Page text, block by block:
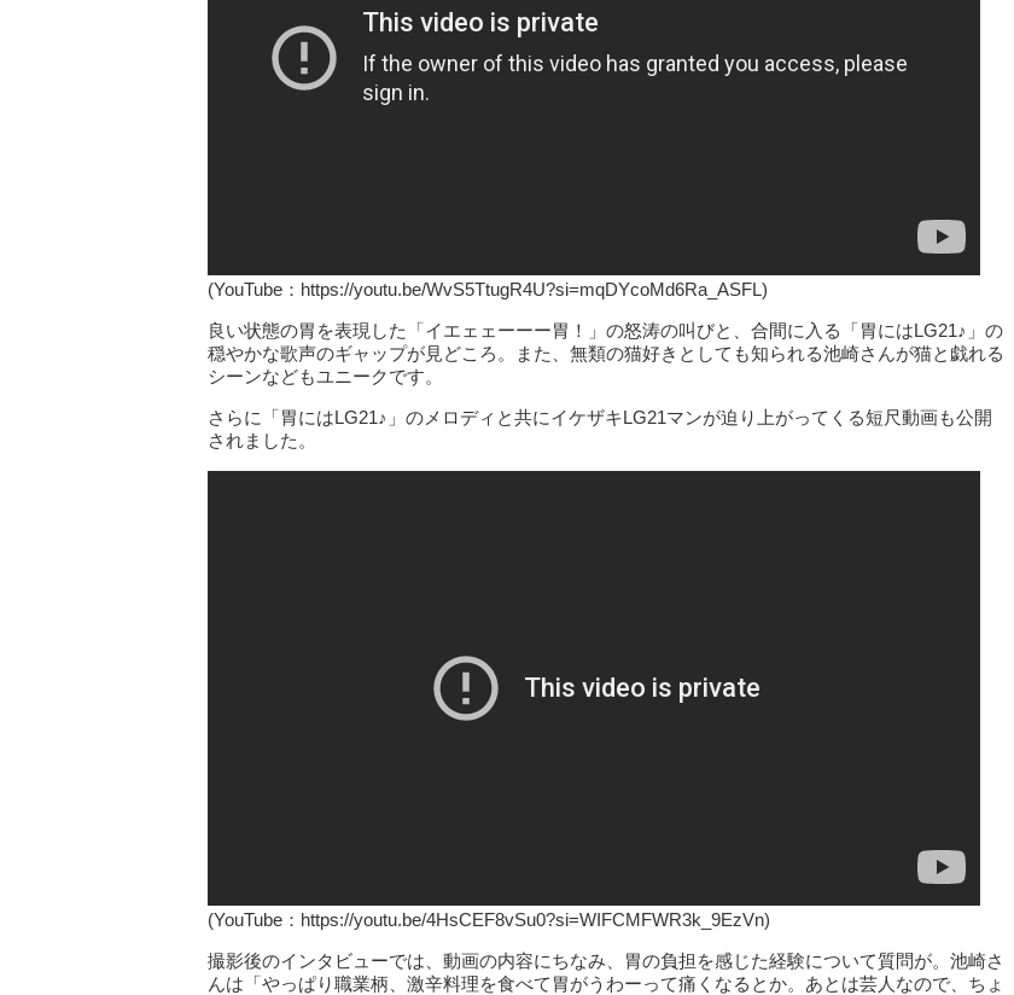
(YouTube：https://youtu.be/WvS5TtugR4U?si=mqDYcoMd6Ra_ASFL)
良い状態の胃を表現した「イエェェーーー胃！」の怒涛の叫びと、合間に入る「胃にはLG21♪」の
穏やかな歌声のギャップが見どころ。また、無類の猫好きとしても知られる池崎さんが猫と戯れる
シーンなどもユニークです。
さらに「胃にはLG21♪」のメロディと共にイケザキLG21マンが迫り上がってくる短尺動画も公開
されました。
(YouTube：https://youtu.be/4HsCEF8vSu0?si=WIFCMFWR3k_9EzVn)
撮影後のインタビューでは、動画の内容にちなみ、胃の負担を感じた経験について質問が。池崎さ
んは「やっぱり職業柄、激辛料理を食べて胃がうわーって痛くなるとか。あとは芸人なので、ちょ